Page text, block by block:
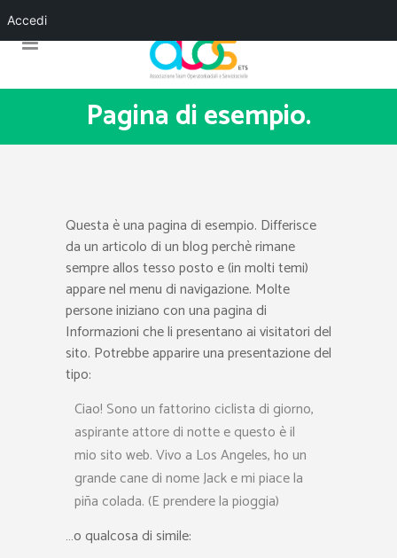
Pagina di esempio.
Questa è una pagina di esempio. Differisce
da un articolo di un blog perchè rimane
sempre allos tesso posto e (in molti temi)
appare nel menu di navigazione. Molte
persone iniziano con una pagina di
Informazioni che li presentano ai visitatori del
sito. Potrebbe apparire una presentazione del
tipo:
Ciao! Sono un fattorino ciclista di giorno,
aspirante attore di notte e questo è il
mio sito web. Vivo a Los Angeles, ho un
grande cane di nome Jack e mi piace la
piña colada. (E prendere la pioggia)
…o qualcosa di simile:
Accedi